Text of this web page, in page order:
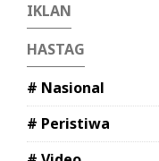
IKLAN
HASTAG
# Nasional
# Peristiwa